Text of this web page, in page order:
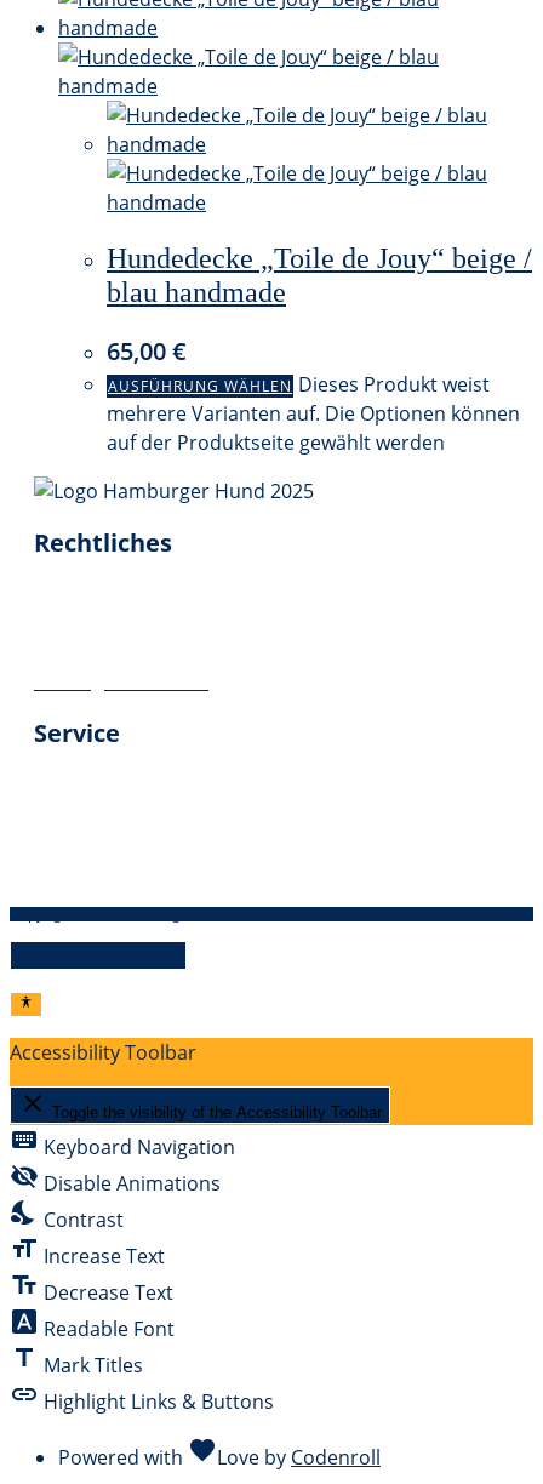
Hundedecke „Toile de Jouy“ beige /
blau handmade
65,00€
AUSFÜHRUNG WÄHLEN Dieses Produkt weist
mehrere Varianten auf. Die Optionen können
auf der Produktseite gewählt werden
Rechtliches
Service
Copyright 2026 Hamburger Hund – Alle Rechte vorbehalten
Accessibility Toolbar
close Toggle the visibility of the Accessibility Toolbar
keyboard Keyboard Navigation
visibility_off Disable Animations
nights_stay Contrast
format_size Increase Text
text_fields Decrease Text
font_download Readable Font
title Mark Titles
link Highlight Links & Buttons
Powered with favoriteLove by Codenroll